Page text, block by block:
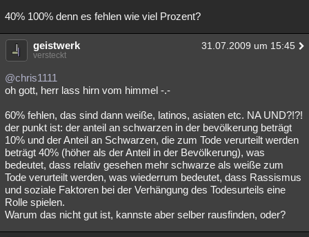
40% 100% denn es fehlen wie viel Prozent?
geistwerk 31.07.2009 um 15:45
versteckt
@chris1111
oh gott, herr lass hirn vom himmel -.-
60% fehlen, das sind dann weiße, latinos, asiaten etc. NA UND?!?!
der punkt ist: der anteil an schwarzen in der bevölkerung beträgt
10% und der Anteil an Schwarzen, die zum Tode verurteilt werden
beträgt 40% (höher als der Anteil in der Bevölkerung), was
bedeutet, dass relativ gesehen mehr schwarze als weiße zum
Tode verurteilt werden, was wiederrum bedeutet, dass Rassismus
und soziale Faktoren bei der Verhängung des Todesurteils eine
Rolle spielen.
Warum das nicht gut ist, kannste aber selber rausfinden, oder?